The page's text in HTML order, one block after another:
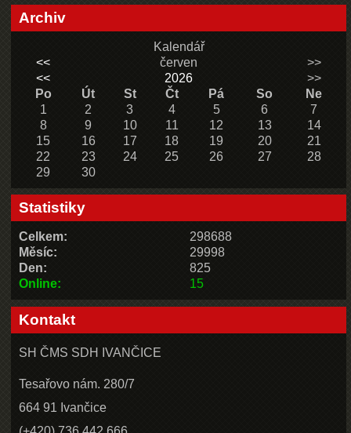
Archiv
Kalendář
<<
červen
>>
<<
2026
>>
Po
Út St Čt Pá So
Ne
1
2 3 4 5 6
7
8
9 10 11 12 13
14
15
16 17 18 19 20
21
22
23 24 25 26 27
28
29
30
Statistiky
Online: 15
Celkem:
298688
Měsíc:
29998
Den:
825
Kontakt
SH ČMS SDH IVANČICE
Tesařovo nám. 280/7
664 91 Ivančice